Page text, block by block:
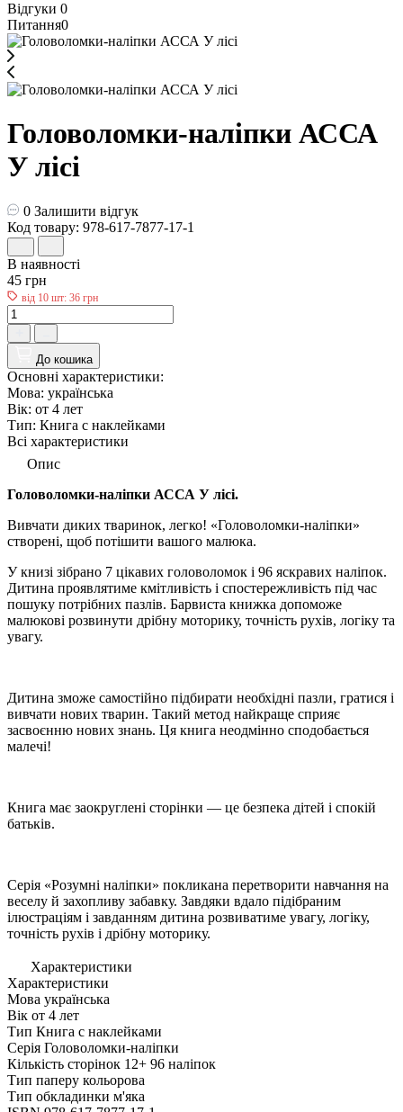
Відгуки 0
Питання0
Головоломки-наліпки АССА
У лісі
0 Залишити відгук
Код товару: 978-617-7877-17-1
В наявності
45 грн
від 10 шт: 36 грн
До кошика
Основні характеристики:
Мова: українська
Вік: от 4 лет
Тип: Книга с наклейками
Всі характеристики
Опис
Головоломки-наліпки АССА У лісі.
Вивчати диких тваринок, легко! «Головоломки-наліпки»
створені, щоб потішити вашого малюка.
У книзі зібрано 7 цікавих головоломок і 96 яскравих наліпок.
Дитина проявлятиме кмітливість і спостережливість під час
пошуку потрібних пазлів. Барвиста книжка допоможе
малюкові розвинути дрібну моторику, точність рухів, логіку та
увагу.
Дитина зможе самостійно підбирати необхідні пазли, гратися і
вивчати нових тварин. Такий метод найкраще сприяє
засвоєнню нових знань. Ця книга неодмінно сподобається
малечі!
Книга має заокруглені сторінки — це безпека дітей і спокій
батьків.
Серія «Розумні наліпки» покликана перетворити навчання на
веселу й захопливу забавку. Завдяки вдало підібраним
ілюстраціям і завданням дитина розвиватиме увагу, логіку,
точність рухів і дрібну моторику.
Характеристики
Характеристики
Мова українська
Вік от 4 лет
Тип Книга с наклейками
Серія Головоломки-наліпки
Кількість сторінок 12+ 96 наліпок
Тип паперу кольорова
Тип обкладинки м'яка